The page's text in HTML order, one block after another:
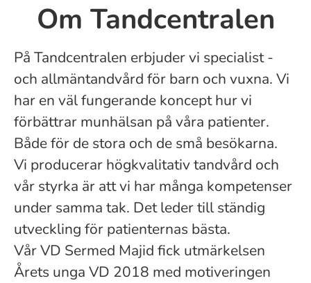
Om Tandcentralen
På Tandcentralen erbjuder vi specialist -
och allmäntandvård för barn och vuxna. Vi
har en väl fungerande koncept hur vi
förbättrar munhälsan på våra patienter.
Både för de stora och de små besökarna.
Vi producerar högkvalitativ tandvård och
vår styrka är att vi har många kompetenser
under samma tak. Det leder till ständig
utveckling för patienternas bästa.
Vår VD Sermed Majid fick utmärkelsen
Årets unga VD 2018 med motiveringen